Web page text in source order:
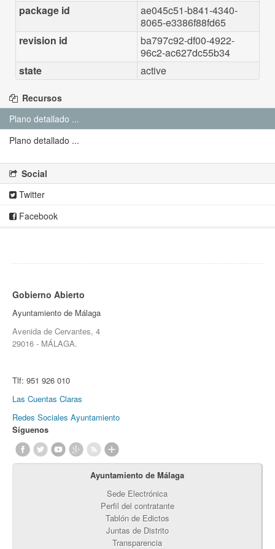
package id
ae045c51-b841-4340-
8065-e3386f88fd65
revision id
ba797c92-df00-4922-
96c2-ac627dc55b34
state
active
Recursos
Plano detallado ...
Plano detallado ...
Social
Twitter
Facebook
Gobierno Abierto
Ayuntamiento de Málaga
Avenida de Cervantes, 4
29016 - MÁLAGA.
Tlf: 951 926 010
Las Cuentas Claras
Redes Sociales Ayuntamiento
Síguenos
Ayuntamiento de Málaga
Sede Electrónica
Perfil del contratante
Tablón de Edictos
Juntas de Distrito
Transparencia